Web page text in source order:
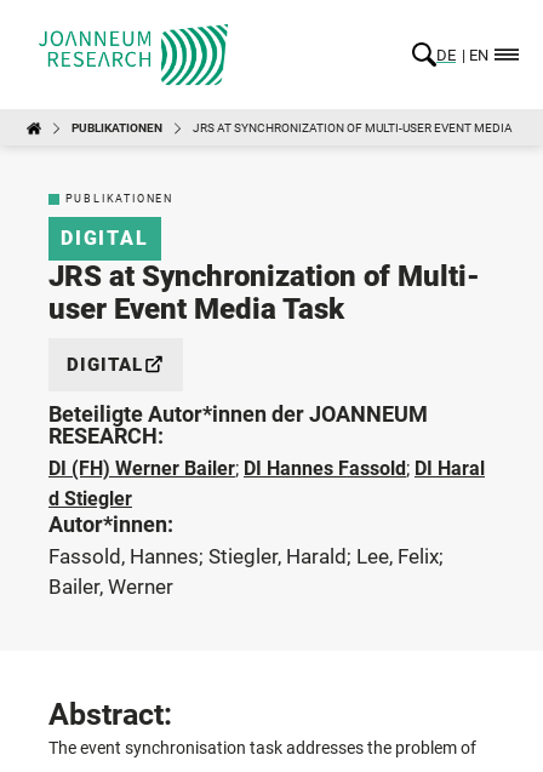
DE EN
PUBLIKATIONEN JRS AT SYNCHRONIZATION OF MULTI-USER EVENT MEDIA
PUBLIKATIONEN
DIGITAL
JRS at Synchronization of Multi-
user Event Media Task
DIGITAL
Beteiligte Autor*innen der JOANNEUM
RESEARCH:
DI (FH) Werner Bailer; DI Hannes Fassold; DI Haral
d Stiegler
Autor*innen:
Fassold, Hannes; Stiegler, Harald; Lee, Felix;
Bailer, Werner
Abstract:
The event synchronisation task addresses the problem of